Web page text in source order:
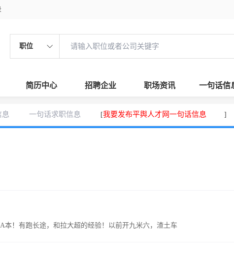
职位
简历中心 招聘企业 职场资讯 一句话信
息 一句话求职信息 [我要发布平舆人才网一句话信息 ]
本！有跑长途，和拉大超的经验！以前开九米六，渣土车